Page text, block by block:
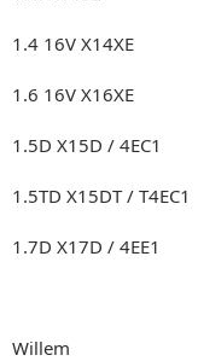
1.4 16V X14XE
1.6 16V X16XE
1.5D X15D / 4EC1
1.5TD X15DT / T4EC1
1.7D X17D / 4EE1
Willem